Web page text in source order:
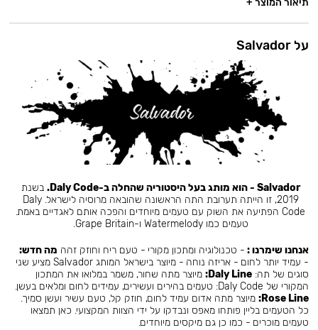
תיאור המוצר +
על Salvador
Salvador - הוא מותג בעל היסטוריה שהחלה ב-Daly Code.
בשנת
2019, זו הייתה תערובת התה הראשונה שהובאה מרוסיה לישראל. Daly
Code הפתיעה את השוק עם טעמים מיוחדים והפכה אותם לאגדיים באמת.
טעמים כמו Watermelody ו-Grape Britain.
אנחנו שימרנו : - טכנולוגיה ומתכון מקורי - טעם ריח וחוזק זהה מה חדש:
- עמיד יותר לחום - אריזה נוחה - מיוצר בישראל המותג Salvador מציע שני
סוגים של תה:Daly Line: מיוצר מתה שחור, משמר במלואו את המתכון
המקורי של Daly Code: טעמים בהירים ועשירים, עמידים לחום ומלאים בעשן.
Rose Line: מיוצר מתה אדום עמיד לחום, חוזק קל, טעם עשיר ועשן סמיך.
כל הטעמים בליין פותחו מאפס ונבדקו על ידי הצוות המקצועי. כאן תמצאו
טעמים מוכרים - כמו כן גם מיקסים מיוחדים.